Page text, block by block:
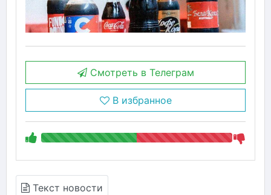
Смотреть в Телеграм
В избранное
Текст новости